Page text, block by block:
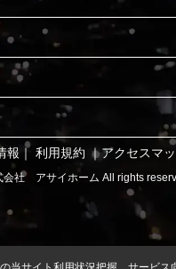
報 ｜ 利用規約 ｜アクセスマ
会社 アサイホーム All rights